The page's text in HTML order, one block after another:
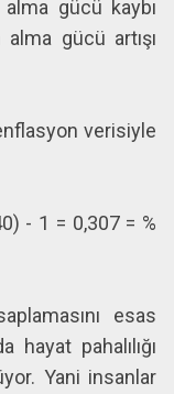
gücü kaybı
gücü artışı
verisiyle
- 1 = 0,307 = %
esas
hayat pahalılığı
Yani insanlar